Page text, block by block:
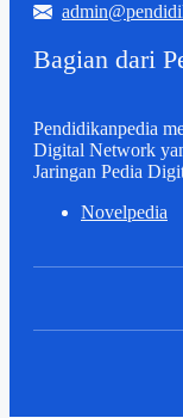
Bagian dari
Pendidikanpedia
Digital Network
Jaringan Pedia
Novelpedia